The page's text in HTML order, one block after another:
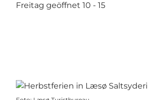
Freitag geöffnet 10 - 15